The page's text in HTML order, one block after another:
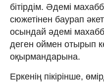
бітірдім. Әдемі
сюжетінен баурап
осындай әдемі
деген оймен отырып
оқырмандарына.
Еркенің пікірінше,